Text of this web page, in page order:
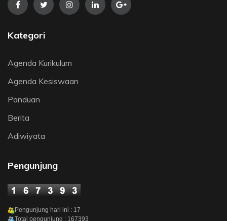
Kategori
Agenda Kurikulum
Agenda Kesiswaan
Panduan
Berita
Adiwiyata
Pengunjung
Pengunjung hari ini : 17
Total pengunjung : 167393